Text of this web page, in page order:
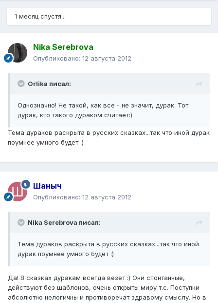
1 месяц спустя...
Nika Serebrova
Опубликовано: 12 августа 2012
Orlika писал:
Однозначно! Не такой, как все - не значит, дурак. Тот
дурак, кто такого дураком считает:)
Тема дураков раскрыта в русских сказках...так что иной дурак
поумнее умного будет :)
Шаныч
Опубликовано: 12 августа 2012
Nika Serebrova писал:
Тема дураков раскрыта в русских сказках...так что иной
дурак поумнее умного будет :)
Да! В сказках дуракам всегда везет :) Они спонтанные,
действуют без шаблонов, очень открыты миру т.с. Поступки
абсолютно нелогичны и противоречат здравому смыслу. Но в